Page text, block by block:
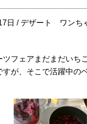
日 / デザート ワンち
ツフェアまだまだいち
すが、そこで活躍中の